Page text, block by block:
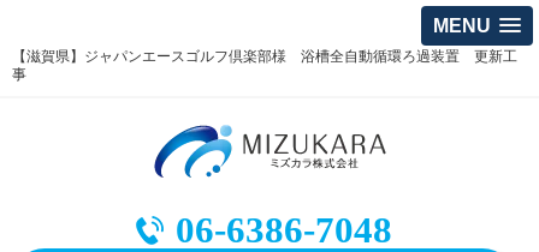
MENU
【滋賀県】ジャパンエースゴルフ倶楽部様 浴槽全自動循環ろ過装置 更新工
事
06-6386-7048